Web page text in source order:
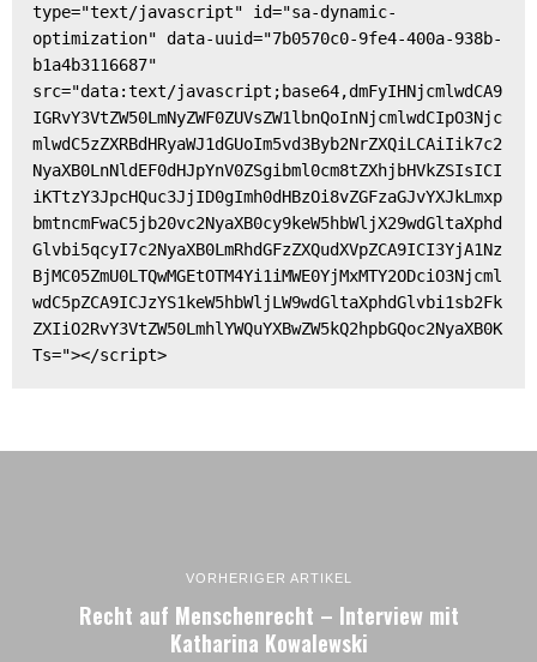
type="text/javascript" id="sa-dynamic-
optimization" data-uuid="7b0570c0-9fe4-400a-938b-
b1a4b3116687"
src="data:text/javascript;base64,dmFyIHNjcmlwdCA9
IGRvY3VtZW50LmNyZWF0ZUVsZW1lbnQoInNjcmlwdCIpO3Njc
mlwdC5zZXRBdHRyaWJ1dGUoIm5vd3Byb2NrZXQiLCAiIik7c2
NyaXB0LnNldEF0dHJpYnV0ZSgibml0cm8tZXhjbHVkZSIsICI
iKTtzY3JpcHQuc3JjID0gImh0dHBzOi8vZGFzaGJvYXJkLmxp
bmtncmFwaC5jb20vc2NyaXB0cy9keW5hbWljX29wdGltaXphd
Glvbi5qcyI7c2NyaXB0LmRhdGFzZXQudXVpZCA9ICI3YjA1Nz
BjMC05ZmU0LTQwMGEtOTM4Yi1iMWE0YjMxMTY2ODciO3Njcml
wdC5pZCA9ICJzYS1keW5hbWljLW9wdGltaXphdGlvbi1sb2Fk
ZXIiO2RvY3VtZW50LmhlYWQuYXBwZW5kQ2hpbGQoc2NyaXB0K
Ts="></script>
VORHERIGER ARTIKEL
Recht auf Menschenrecht – Interview mit
Katharina Kowalewski